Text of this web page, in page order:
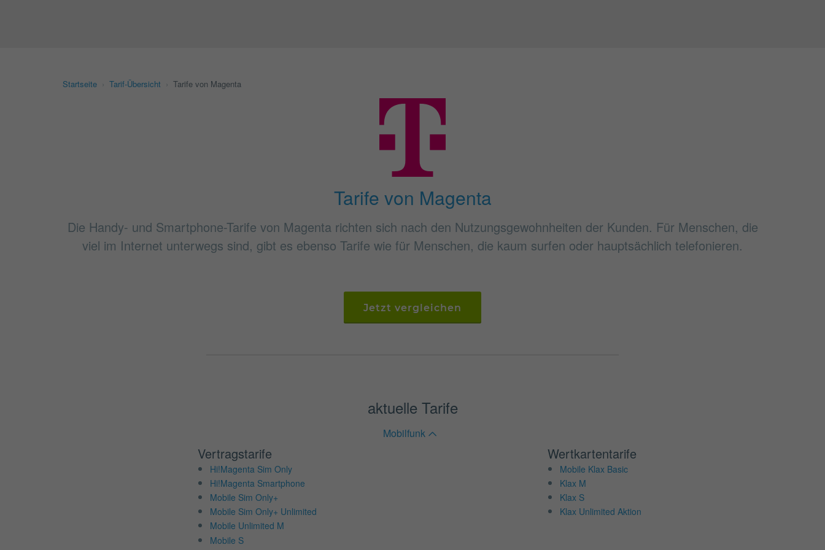
Startseite Tarif-Übersicht Tarife von Magenta
Tarife von Magenta
Die Handy- und Smartphone-Tarife von Magenta richten sich nach den Nutzungsgewohnheiten der Kunden. Für Menschen, die
viel im Internet unterwegs sind, gibt es ebenso Tarife wie für Menschen, die kaum surfen oder hauptsächlich telefonieren.
Jetzt vergleichen
aktuelle Tarife
Mobilfunk
Vertragstarife
Hi!Magenta Sim Only
Hi!Magenta Smartphone
Mobile Sim Only+
Mobile Sim Only+ Unlimited
Mobile Unlimited M
Mobile S
Wertkartentarife
Mobile Klax Basic
Klax M
Klax S
Klax Unlimited Aktion